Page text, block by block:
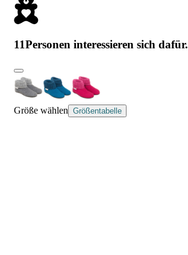
11Personen interessieren sich dafür.
Größe wählen Größentabelle